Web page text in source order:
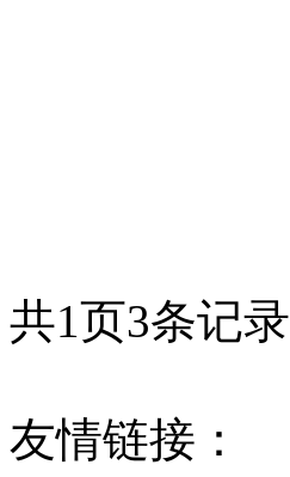
共1页3条记录
友情链接：